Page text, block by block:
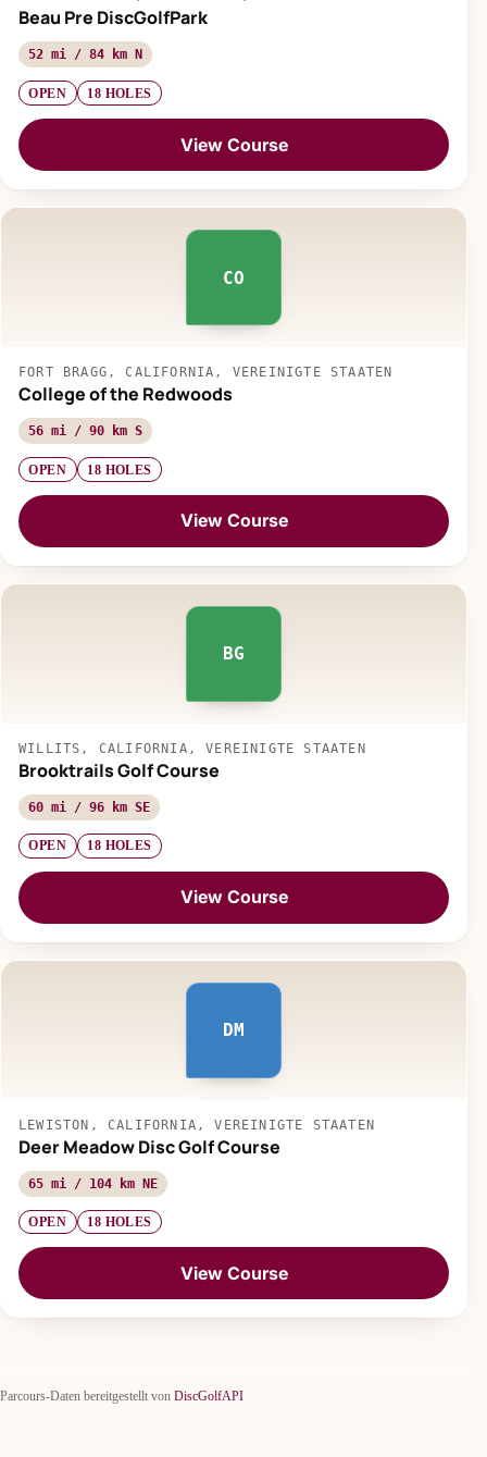
Beau Pre DiscGolfPark
52 mi / 84 km N
OPEN 18 HOLES
View Course
CO
FORT BRAGG, CALIFORNIA, VEREINIGTE STAATEN
College of the Redwoods
56 mi / 90 km S
OPEN 18 HOLES
View Course
BG
WILLITS, CALIFORNIA, VEREINIGTE STAATEN
Brooktrails Golf Course
60 mi / 96 km SE
OPEN 18 HOLES
View Course
DM
LEWISTON, CALIFORNIA, VEREINIGTE STAATEN
Deer Meadow Disc Golf Course
65 mi / 104 km NE
OPEN 18 HOLES
View Course
Parcours-Daten bereitgestellt von DiscGolfAPI